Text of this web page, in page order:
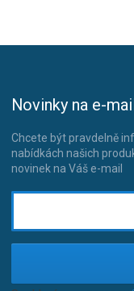
Novinky na e-
Chcete být pravdelně
nabídkách našich
novinek na Váš e-mail